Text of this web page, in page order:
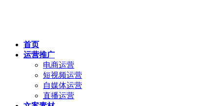
首页
运营推广
电商运营
短视频运营
自媒体运营
直播运营